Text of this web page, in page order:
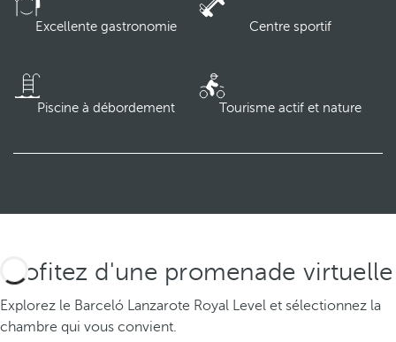
Excellente gastronomie Centre sportif
Piscine à débordement Tourisme actif et nature
Profitez d'une promenade virtuelle
Explorez le Barceló Lanzarote Royal Level et sélectionnez la
chambre qui vous convient.